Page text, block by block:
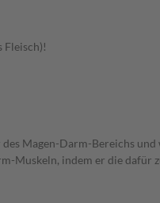
Fleisch)!
Magen-Darm-Bereichs
Muskeln, indem er die